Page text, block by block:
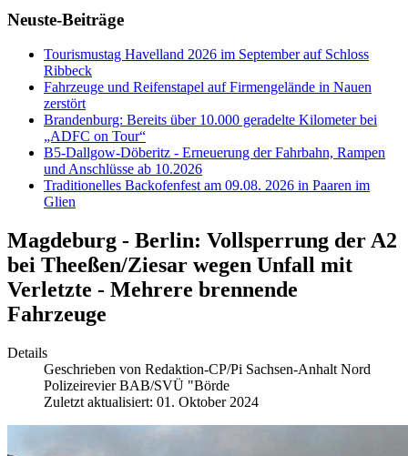
Neuste-Beiträge
Tourismustag Havelland 2026 im September auf Schloss
Ribbeck
Fahrzeuge und Reifenstapel auf Firmengelände in Nauen
zerstört
Brandenburg: Bereits über 10.000 geradelte Kilometer bei
„ADFC on Tour“
B5-Dallgow-Döberitz - Erneuerung der Fahrbahn, Rampen
und Anschlüsse ab 10.2026
Traditionelles Backofenfest am 09.08. 2026 in Paaren im
Glien
Magdeburg - Berlin: Vollsperrung der A2
bei Theeßen/Ziesar wegen Unfall mit
Verletzte - Mehrere brennende
Fahrzeuge
Details
Geschrieben von Redaktion-CP/Pi Sachsen-Anhalt Nord
Polizeirevier BAB/SVÜ "Börde
Zuletzt aktualisiert: 01. Oktober 2024